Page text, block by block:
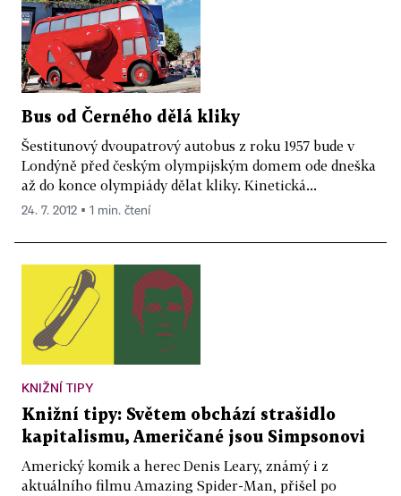
Bus od Černého dělá kliky
Šestitunový dvoupatrový autobus z roku 1957 bude v
Londýně před českým olympijským domem ode dneška
až do konce olympiády dělat kliky. Kinetická...
24. 7. 2012 ▪ 1 min. čtení
KNIŽNÍ TIPY
Knižní tipy: Světem obchází strašidlo
kapitalismu, Američané jsou Simpsonovi
Americký komik a herec Denis Leary, známý i z
aktuálního filmu Amazing Spider-Man, přišel po